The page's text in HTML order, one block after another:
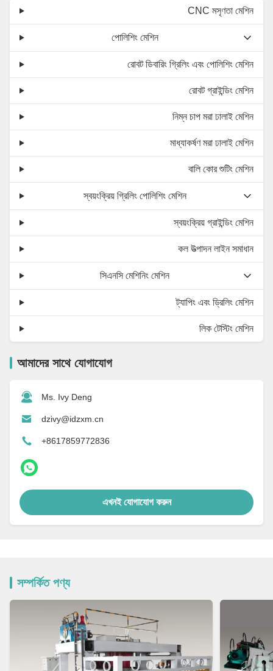
CNC মসৃণতা মেশিন
পোলিশিং মেশিন
রোবট ডিবারিং গ্রিলিং এবং পোলিশিং মেশিন
রোবট গ্রাইন্ডিং মেশিন
নিম্ন চাপ মরা ঢালাই মেশিন
মাধ্যাকর্ষণ মরা ঢালাই মেশিন
বালি কোর শুটিং মেশিন
স্বয়ংক্রিয় গ্রিলিং পোলিশিং মেশিন
স্বয়ংক্রিয় গ্রাইন্ডিং মেশিন
কল উত্পাদন লাইন সমাধান
সিএনসি মেশিনিং মেশিন
ট্যাপিং এবং ড্রিলিং মেশিন
লিক টেস্টিং মেশিন
আমাদের সাথে যোগাযোগ
Ms. Ivy Deng
dzivy@idzxm.cn
+8617859772836
এখনই যোগাযোগ করুন
সম্পর্কিত পণ্য